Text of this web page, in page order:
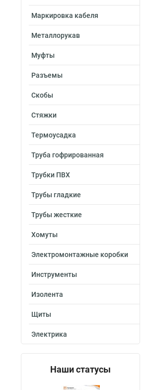
Маркировка кабеля
Металлорукав
Муфты
Разъемы
Скобы
Стяжки
Термоусадка
Труба гофрированная
Трубки ПВХ
Трубы гладкие
Трубы жесткие
Хомуты
Электромонтажные коробки
Инструменты
Изолента
Щиты
Электрика
Наши статусы